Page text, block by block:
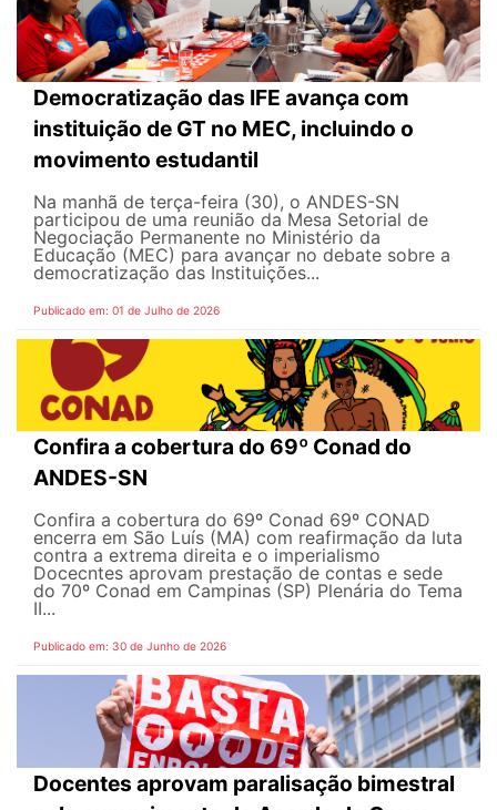
Democratização das IFE avança com
instituição de GT no MEC, incluindo o
movimento estudantil
Na manhã de terça-feira (30), o ANDES-SN
participou de uma reunião da Mesa Setorial de
Negociação Permanente no Ministério da
Educação (MEC) para avançar no debate sobre a
democratização das Instituições...
Publicado em: 01 de Julho de 2026
Confira a cobertura do 69º Conad do
ANDES-SN
Confira a cobertura do 69º Conad 69º CONAD
encerra em São Luís (MA) com reafirmação da luta
contra a extrema direita e o imperialismo
Docecntes aprovam prestação de contas e sede
do 70º Conad em Campinas (SP) Plenária do Tema
II...
Publicado em: 30 de Junho de 2026
Docentes aprovam paralisação bimestral